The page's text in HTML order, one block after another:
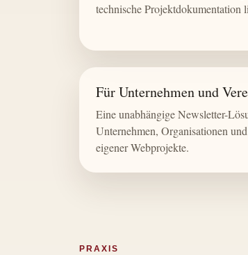
technische Projektdokumentation
Für Unternehmen und
Eine unabhängige Newsletter-
Unternehmen, Organisationen
eigener Webprojekte.
PRAXIS